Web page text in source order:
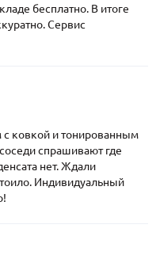
бесплатно. В итоге
Сервис
ковкой и тонированным
спрашивают где
нет. Ждали
Индивидуальный